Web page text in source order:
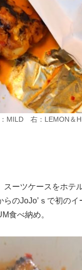
MILD 右：LEMON＆
スーツケースをホテ
らのJoJo’ｓで初の
食べ納め。